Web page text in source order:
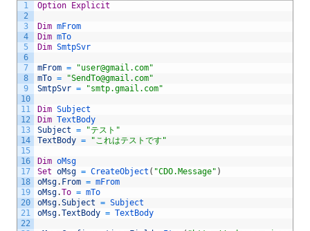
1
2
3
4
5
6
7
8
9
10
11
12
13
14
15
16
17
18
19
20
21
22
Option Explicit
Dim mFrom
Dim mTo
Dim SmtpSvr
mFrom =
"user@gmail.com"
mTo =
"SendTo@gmail.com"
SmtpSvr = "smtp.gmail.com"
Dim Subject
Dim TextBody
Subject =
"テスト"
TextBody = "これはテストです"
Dim oMsg
Set oMsg = CreateObject ( "CDO.Message" )
oMsg. From = mFrom
oMsg.To = mTo
oMsg.Subject = Subject
oMsg.TextBody = TextBody